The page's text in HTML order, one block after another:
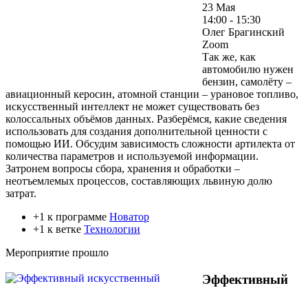
23 Мая
14:00 - 15:30
Олег Брагинский
Zoom
Так же, как
автомобилю нужен
бензин, самолёту –
авиационный керосин, атомной станции – урановое топливо,
искусственный интеллект не может существовать без
колоссальных объёмов данных. Разберёмся, какие сведения
использовать для создания дополнительной ценности с
помощью ИИ. Обсудим зависимость сложности артилекта от
количества параметров и используемой информации.
Затронем вопросы сбора, хранения и обработки –
неотъемлемых процессов, составляющих львиную долю
затрат.
+1 к программе Новатор
+1 к ветке Технологии
Мероприятие прошло
Эффективный